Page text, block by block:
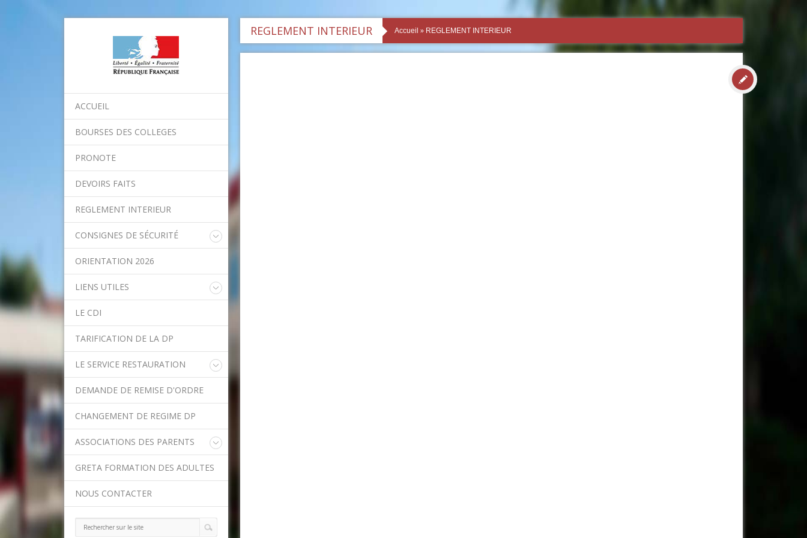
ACCUEIL
BOURSES DES COLLEGES
PRONOTE
DEVOIRS FAITS
REGLEMENT INTERIEUR
CONSIGNES DE SÉCURITÉ
ORIENTATION 2026
LIENS UTILES
Marne
Onisep
Conseil Départemental du Val-de-
Asssitance Ordival
Aides financières du Département
Ministère de l'Education Nationale
Calendrier scolaire
LE CDI
TARIFICATION DE LA DP
LE SERVICE RESTAURATION
DEMANDE DE REMISE D'ORDRE
CHANGEMENT DE REGIME DP
ASSOCIATIONS DES PARENTS
GRETA FORMATION DES ADULTES
NOUS CONTACTER
REGLEMENT INTERIEUR Accueil » REGLEMENT INTERIEUR